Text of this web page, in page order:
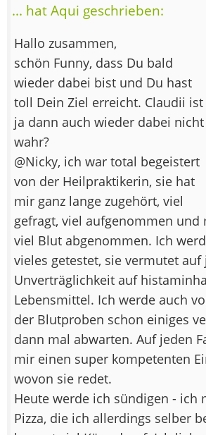
... hat Aqui geschrieben:
Hallo zusammen,
schön Funny, dass Du bald
wieder dabei bist und Du hast
toll Dein Ziel erreicht. Claudii ist
ja dann auch wieder dabei nicht
wahr?
@Nicky, ich war total begeistert
von der Heilpraktikerin, sie hat
mir ganz lange zugehört, viel
gefragt, viel aufgenommen und
viel Blut abgenommen. Ich
vieles getestet, sie vermutet auf
Unverträglichkeit auf
Lebensmittel. Ich werde auch
der Blutproben schon einiges
dann mal abwarten. Auf jeden
mir einen super kompetenten
wovon sie redet.
Heute werde ich sündigen - ich
Pizza, die ich allerdings selber